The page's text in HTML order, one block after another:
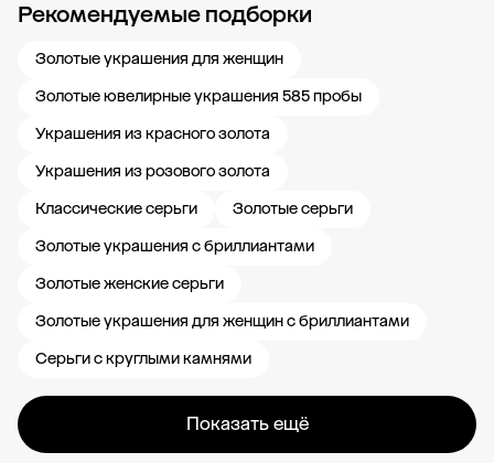
Рекомендуемые подборки
Золотые украшения для женщин
Золотые ювелирные украшения 585 пробы
Украшения из красного золота
Украшения из розового золота
Классические серьги
Золотые серьги
Золотые украшения с бриллиантами
Золотые женские серьги
Золотые украшения для женщин с бриллиантами
Серьги с круглыми камнями
Показать ещё
Новости компании Журнал ЗОЛОТОЙ Блог